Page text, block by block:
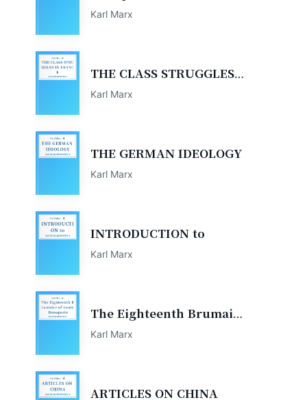
Economy
Karl Marx
THE CLASS STRUGGLES
IN FRANCE
Karl Marx
THE GERMAN IDEOLOGY
Karl Marx
INTRODUCTION to
Karl Marx
The Eighteenth Brumaire
of Louis Bonaparte
Karl Marx
ARTICLES ON CHINA